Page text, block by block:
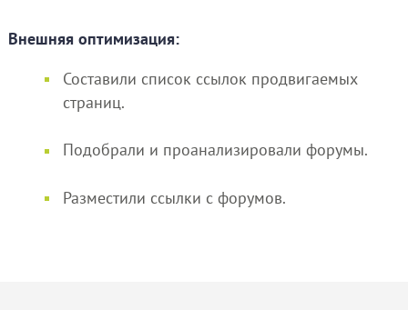
Внешняя оптимизация:
Составили список ссылок продвигаемых
страниц.
Подобрали и проанализировали форумы.
Разместили ссылки с форумов.